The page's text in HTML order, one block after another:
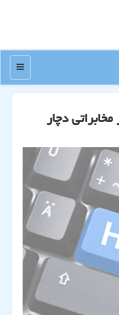
منو
مشتركان ۶ مركز مخابراتی دچار